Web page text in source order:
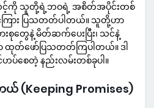
င့်ကို သူတို့ရဲ့ဘဝရဲ့ အစိတ်အပိုင်းတစ်
ြား ပြသတတ်ပါတယ်။ သူတို့ဟာ
စုတွေနဲ့ မိတ်ဆက်ပေးပြီး၊ သင်နဲ့
ထုတ်ဖော်ပြသတတ်ကြပါတယ်။ ဒါ
စေတဲ့ နည်းလမ်းတစ်ခုပါ။
Promises)